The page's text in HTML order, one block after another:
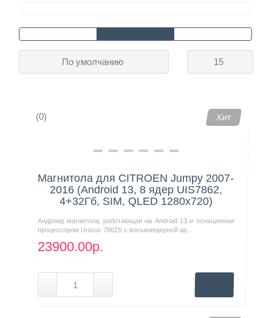
работы
Контакты
15
По умолчанию
(0) Хит
Магнитола для CITROEN Jumpy 2007-
2016 (Android 13, 8 ядер UIS7862,
4+32Гб, SIM, QLED 1280x720)
Андроид магнитола, работающая на Android 13 и оснащенная
процессором Unisoc 7862S с восьмиядерной ар..
23900.00р.